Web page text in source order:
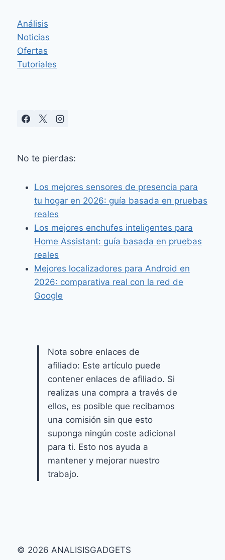
Análisis
Noticias
Ofertas
Tutoriales
No te pierdas:
Los mejores sensores de presencia para
tu hogar en 2026: guía basada en pruebas
reales
Los mejores enchufes inteligentes para
Home Assistant: guía basada en pruebas
reales
Mejores localizadores para Android en
2026: comparativa real con la red de
Google
Nota sobre enlaces de
afiliado: Este artículo puede
contener enlaces de afiliado. Si
realizas una compra a través de
ellos, es posible que recibamos
una comisión sin que esto
suponga ningún coste adicional
para ti. Esto nos ayuda a
mantener y mejorar nuestro
trabajo.
© 2026 ANALISISGADGETS